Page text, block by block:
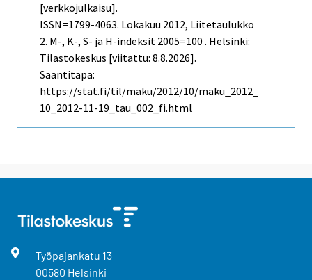
[verkkojulkaisu].
ISSN=1799-4063. Lokakuu 2012, Liitetaulukko
2. M-, K-, S- ja H-indeksit 2005=100 . Helsinki:
Tilastokeskus [viitattu: 8.8.2026].
Saantitapa:
https://stat.fi/til/maku/2012/10/maku_2012_
10_2012-11-19_tau_002_fi.html
Työpajankatu 13
00580 Helsinki